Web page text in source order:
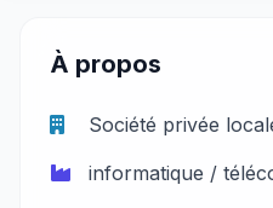
À propos
Société privée
informatique /